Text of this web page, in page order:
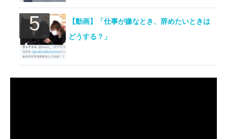
【動画】「仕事が嫌なとき、辞めたいときは
どうする？」